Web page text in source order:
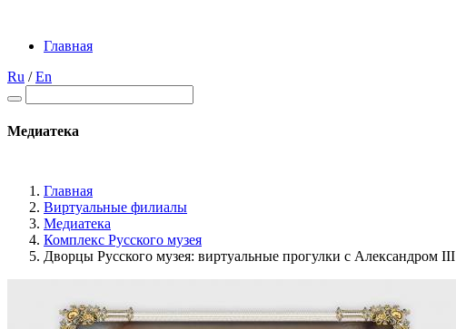
Главная
Ru /En
Медиатека
Главная
Виртуальные филиалы
Медиатека
Комплекс Русского музея
Дворцы Русского музея: виртуальные прогулки с Александром III